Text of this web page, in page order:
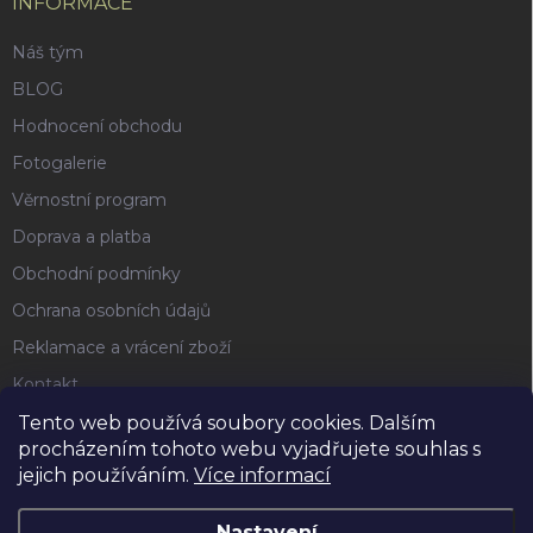
Tento web používá soubory cookies. Dalším
procházením tohoto webu vyjadřujete souhlas s
jejich používáním. Více informací
Náš tým
BLOG
Hodnocení obchodu
Fotogalerie
Věrnostní program
Doprava a platba
Obchodní podmínky
Ochrana osobních údajů
Reklamace a vrácení zboží
Kontakt
FACEBOOK